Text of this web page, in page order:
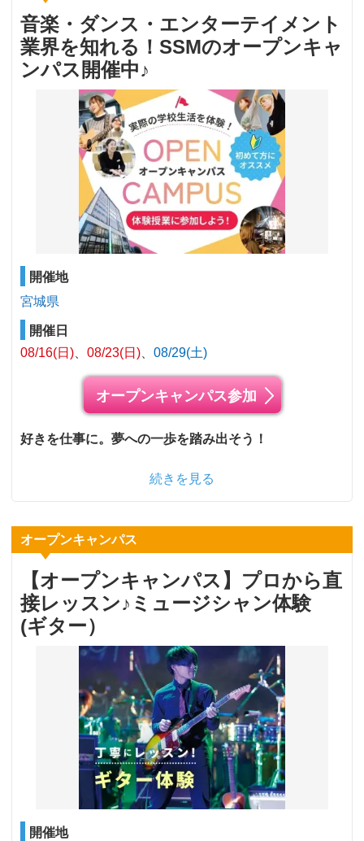
音楽・ダンス・エンターテイメント
業界を知れる！SSMのオープンキャ
ンパス開催中♪
開催地
宮城県
開催日
08/16(日)
08/23(日) 08/29(土)
オープンキャンパス参加
好きを仕事に。夢への一歩を踏み出そう！
続きを見る
オープンキャンパス
【オープンキャンパス】プロから直
接レッスン♪ミュージシャン体験
(ギター）
開催地